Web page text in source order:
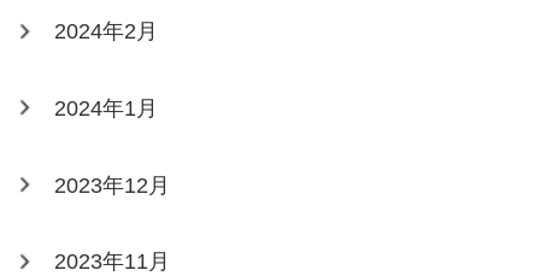
2024年2月
2024年1月
2023年12月
2023年11月